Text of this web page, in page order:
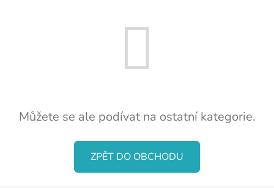
Můžete se ale podívat na ostatní kategorie.
ZPĚT DO OBCHODU